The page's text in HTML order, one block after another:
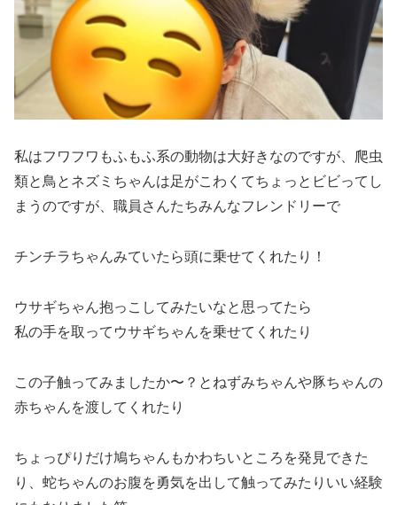
私はフワフワもふもふ系の動物は大好きなのですが、爬虫
類と鳥とネズミちゃんは足がこわくてちょっとビビってし
まうのですが、職員さんたちみんなフレンドリーで
チンチラちゃんみていたら頭に乗せてくれたり！
ウサギちゃん抱っこしてみたいなと思ってたら
私の手を取ってウサギちゃんを乗せてくれたり
この子触ってみましたか〜？とねずみちゃんや豚ちゃんの
赤ちゃんを渡してくれたり
ちょっぴりだけ鳩ちゃんもかわちいところを発見できた
り、蛇ちゃんのお腹を勇気を出して触ってみたりいい経験